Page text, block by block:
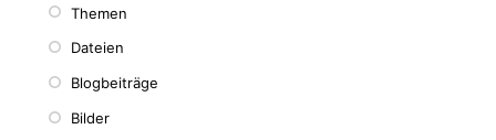
Themen
Dateien
Blogbeiträge
Bilder